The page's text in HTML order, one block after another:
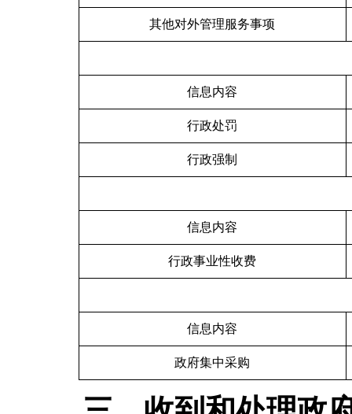
其他对外管理服务事项
信息内容
行政处罚
行政强制
信息内容
行政事业性收费
信息内容
政府集中采购